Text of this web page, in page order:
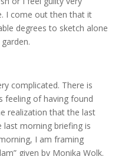
I come out then that it
degrees to sketch alone
complicated. There is
feeling of having found
realization that the last
last morning briefing is
I am framing
given by Monika Wolk.